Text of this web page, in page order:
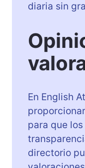
diaria sin
En English
para que
directorio